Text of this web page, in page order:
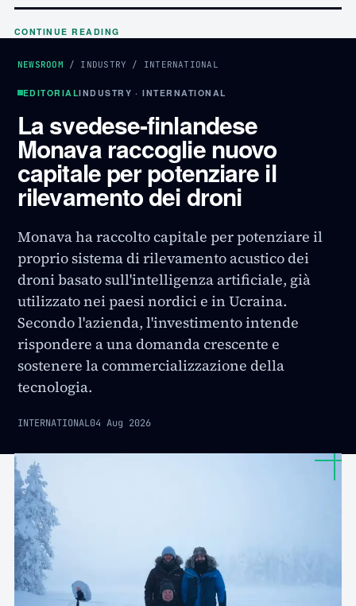
CONTINUE READING
NEWSROOM / INDUSTRY / INTERNATIONAL
EDITORIALINDUSTRY · INTERNATIONAL
La svedese-finlandese
Monava raccoglie nuovo
capitale per potenziare il
rilevamento dei droni
Monava ha raccolto capitale per potenziare il
proprio sistema di rilevamento acustico dei
droni basato sull'intelligenza artificiale, già
utilizzato nei paesi nordici e in Ucraina.
Secondo l'azienda, l'investimento intende
rispondere a una domanda crescente e
sostenere la commercializzazione della
tecnologia.
INTERNATIONAL04 Aug 2026